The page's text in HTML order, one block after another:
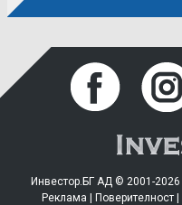
Инвестор.БГ АД © 2001-2026
Реклама
Поверителност|